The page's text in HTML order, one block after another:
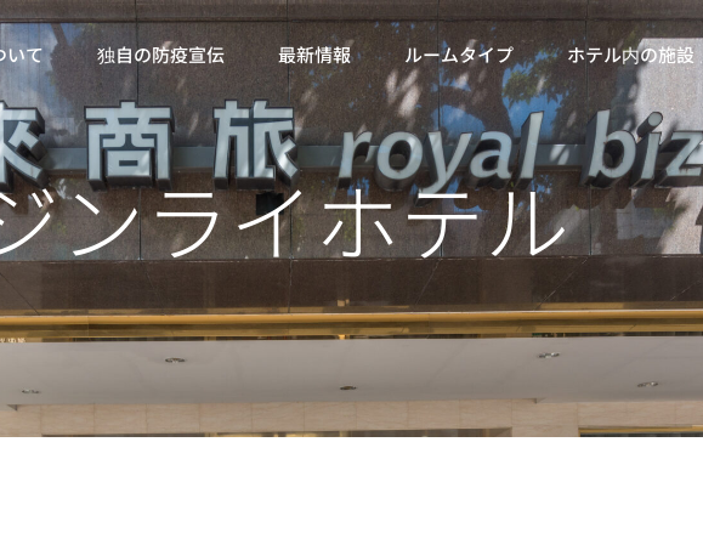
いて 独自の防疫宣伝 最新情報 ルームタイプ ホテル内の施設
ンライホテル